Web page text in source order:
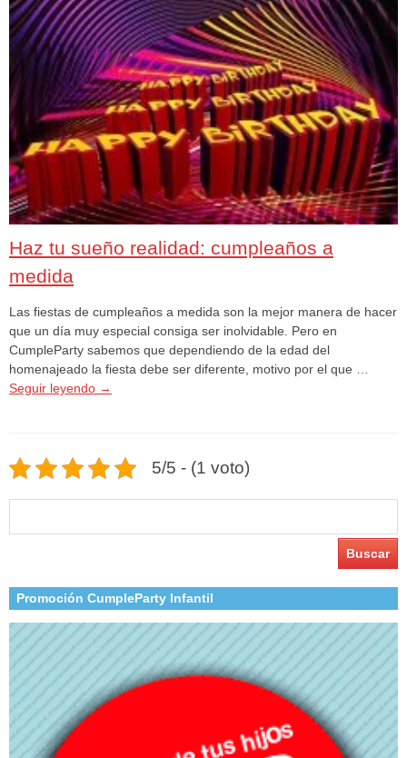
Haz tu sueño realidad: cumpleaños a
medida
Las fiestas de cumpleaños a medida son la mejor manera de hacer
que un día muy especial consiga ser inolvidable. Pero en
CumpleParty sabemos que dependiendo de la edad del
homenajeado la fiesta debe ser diferente, motivo por el que …
Seguir leyendo →
5/5 - (1 voto)
Promoción CumpleParty Infantil